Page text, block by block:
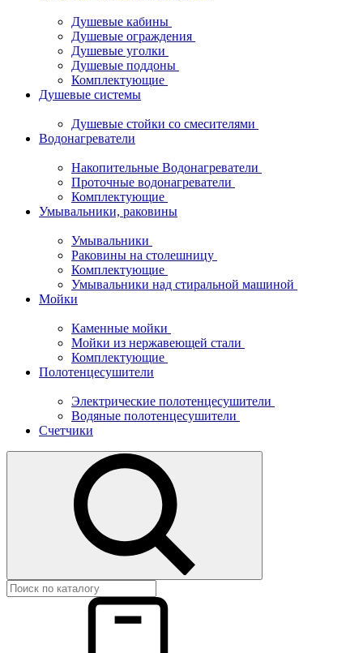
Душевые кабины
Душевые ограждения
Душевые уголки
Душевые поддоны
Комплектующие
Душевые системы
Душевые стойки со смесителями
Водонагреватели
Накопительные Водонагреватели
Проточные водонагреватели
Комплектующие
Умывальники, раковины
Умывальники
Раковины на столешницу
Комплектующие
Умывальники над стиральной машиной
Мойки
Каменные мойки
Мойки из нержавеющей стали
Комплектующие
Полотенцесушители
Электрические полотенцесушители
Водяные полотенцесушители
Счетчики